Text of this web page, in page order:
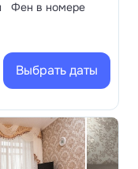
системы,
наиболее
сеансы массажа,
физиотерапии.
Фен в номере
Выбрать даты